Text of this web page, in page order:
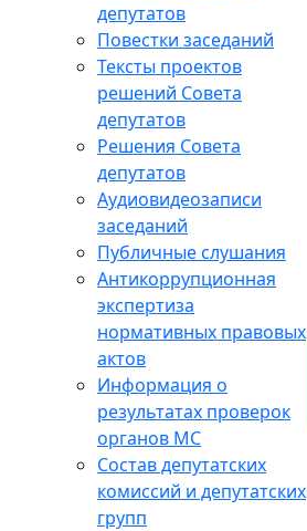
депутатов
Повестки заседаний
Тексты проектов
решений Совета
депутатов
Решения Совета
депутатов
Аудиовидеозаписи
заседаний
Публичные слушания
Антикоррупционная
экспертиза
нормативных правовых
актов
Информация о
результатах проверок
органов МС
Состав депутатских
комиссий и депутатских
групп